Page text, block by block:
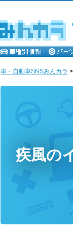
車・自動車SNSみんカラ >
疾風の